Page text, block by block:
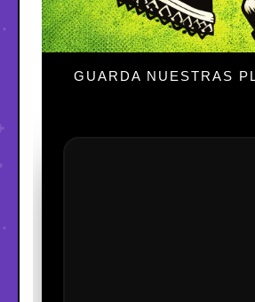
GUARDA NUESTRAS